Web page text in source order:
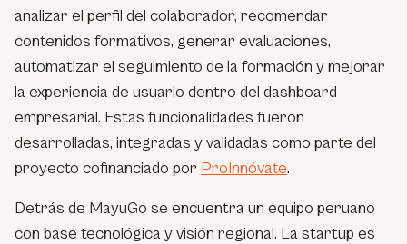
analizar el perfil del colaborador, recomendar
contenidos formativos, generar evaluaciones,
automatizar el seguimiento de la formación y mejorar
la experiencia de usuario dentro del dashboard
empresarial. Estas funcionalidades fueron
desarrolladas, integradas y validadas como parte del
proyecto cofinanciado por ProInnóvate.
Detrás de MayuGo se encuentra un equipo peruano
con base tecnológica y visión regional. La startup es